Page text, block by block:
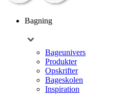
Bagning
Bageunivers
Produkter
Opskrifter
Bageskolen
Inspiration